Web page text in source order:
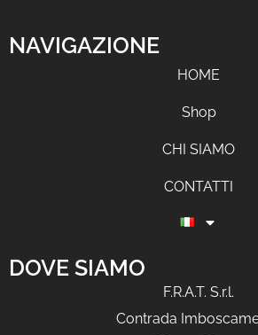
NAVIGAZIONE
HOME
Shop
CHI SIAMO
CONTATTI
DOVE SIAMO
F.R.A.T. S.r.l.
Contrada